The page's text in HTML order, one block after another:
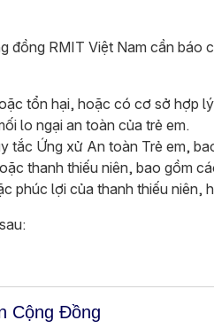
đồng RMIT Việt Nam cần báo
tổn hại, hoặc có cơ sở hợp
lo ngại an toàn của trẻ em.
tắc Ứng xử An toàn Trẻ em,
thanh thiếu niên, bao gồm
phúc lợi của thanh thiếu niên,
Cộng Đồng